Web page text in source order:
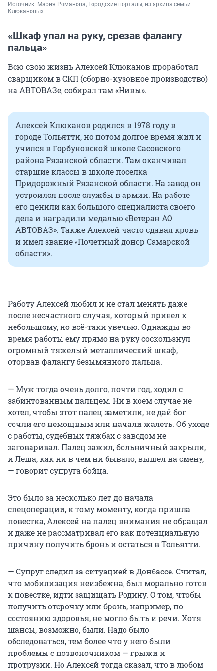
Источник: Мария Романова, Городские порталы, из архива семьи
Клюкановых
«Шкаф упал на руку, срезав фалангу
пальца»
Всю свою жизнь Алексей Клюканов проработал
сварщиком в СКП (сборно-кузовное производство)
на АВТОВАЗе, собирал там «Нивы».
Алексей Клюканов родился в 1978 году в
городе Тольятти, но потом долгое время жил и
учился в Горбуновской школе Сасовского
района Рязанской области. Там оканчивал
старшие классы в школе поселка
Придорожный Рязанской области. На завод он
устроился после службы в армии. На работе
его ценили как большого специалиста своего
дела и наградили медалью «Ветеран АО
АВТОВАЗ». Также Алексей часто сдавал кровь
и имел звание «Почетный донор Самарской
области».
Работу Алексей любил и не стал менять даже
после несчастного случая, который привел к
небольшому, но всё-таки увечью. Однажды во
время работы ему прямо на руку соскользнул
огромный тяжелый металлический шкаф,
оторвав фалангу безымянного пальца.
— Муж тогда очень долго, почти год, ходил с
забинтованным пальцем. Ни в коем случае не
хотел, чтобы этот палец заметили, не дай бог
сочли его немощным или начали жалеть. Об уходе
с работы, судебных тяжбах с заводом не
заговаривал. Палец зажил, больничный закрыли,
и Леша, как ни в чем ни бывало, вышел на смену,
— говорит супруга бойца.
Это было за несколько лет до начала
спецоперации, к тому моменту, когда пришла
повестка, Алексей на палец внимания не обращал
и даже не рассматривал его как потенциальную
причину получить бронь и остаться в Тольятти.
— Супруг следил за ситуацией в Донбассе. Считал,
что мобилизация неизбежна, был морально готов
к повестке, идти защищать Родину. О том, чтобы
получить отсрочку или бронь, например, по
состоянию здоровья, не могло быть и речи. Хотя
шансы, возможно, были. Надо было
обследоваться, тем более что у него были
проблемы с позвоночником — грыжи и
протрузии. Но Алексей тогда сказал, что в любом